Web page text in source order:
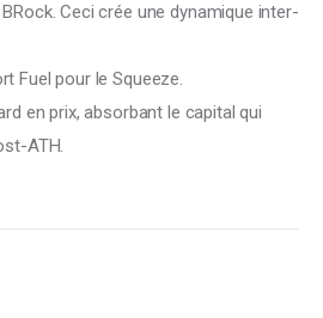
Ceci crée une dynamique inter-
Fuel pour le Squeeze.
en prix, absorbant le capital qui
ATH.